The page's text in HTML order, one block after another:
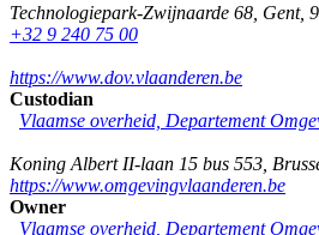
Technologiepark-Zwijnaarde 68 Gent,
+32 9 240 75 00
https://www.dov.vlaanderen.be
Custodian
Vlaamse overheid, Departement
Koning Albert II-laan 15 bus 553
https://www.omgevingvlaanderen.be
Owner
Vlaamse overheid, Departement